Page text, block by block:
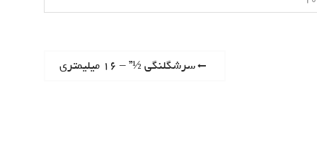
Previous
سرشگلنگی ½” – 16 میلیمتری